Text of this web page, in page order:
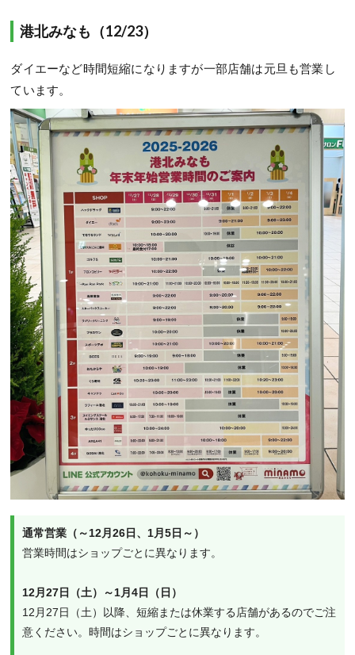
港北みなも（12/23）
ダイエーなど時間短縮になりますが一部店舗は元旦も営業し
ています。
通常営業（～12月26日、1月5日～）
営業時間はショップごとに異なります。
12月27日（土）～1月4日（日）
12月27日（土）以降、短縮または休業する店舗があるのでご注
意ください。時間はショップごとに異なります。